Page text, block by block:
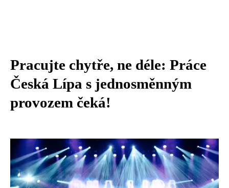
Pracujte chytře, ne déle: Práce
Česká Lípa s jednosměnným
provozem čeká!